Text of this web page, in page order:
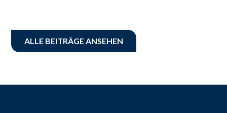
ALLE BEITRÄGE ANSEHEN